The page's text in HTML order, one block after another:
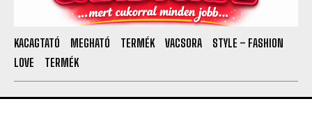
KACAGTATÓ MEGHATÓ TERMÉK VACSORA
STYLE – FASHION
LOVE
TERMÉK